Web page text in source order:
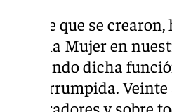
«Desde que se
sobre la Mujer en
ejerciendo dicha
ininterrumpida.